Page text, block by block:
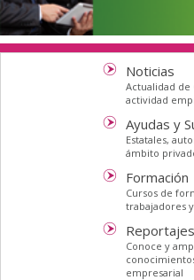
Noticias
Actualidad de
actividad
Ayudas y
Estatales,
ámbito
Formación
Cursos de
trabajadores
Conoce y
empresarial